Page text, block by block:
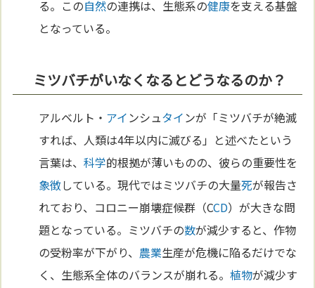
る。この自然の連携は、生態系の健康を支える基盤
となっている。
ミツバチがいなくなるとどうなるのか？
アルベルト・ アインシュタインが「ミツバチが絶滅
すれば、人類は4年以内に滅びる」と述べたという
言葉は、科学的根拠が薄いものの、彼らの重要性を
象徴している。現代ではミツバチの大量死が報告さ
れており、コロニー崩壊症候群（CCD）が大きな問
題となっている。ミツバチの数が減少すると、作物
の受粉率が下がり、 農業生産が危機に陥るだけでな
く、生態系全体のバランスが崩れる。植物が減少す